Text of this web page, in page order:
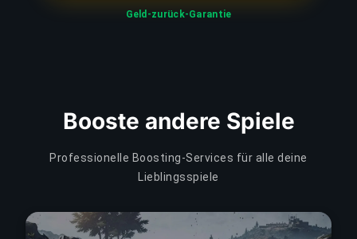
Geld-zurück-Garantie
Booste andere Spiele
Professionelle Boosting-Services für alle deine
Lieblingsspiele